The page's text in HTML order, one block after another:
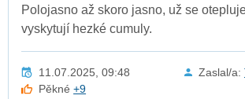
Polojasno až skoro jasno, už se
vyskytují hezké cumuly.
11.07.2025, 09:48 Zaslal/a:
Pěkné+9